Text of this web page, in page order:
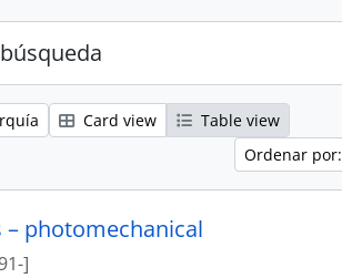
Card view
Table view
Ordenar
photomechanical
]